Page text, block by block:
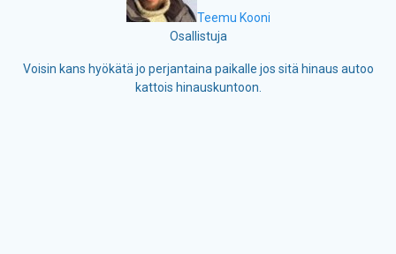
Teemu Kooni
Osallistuja
Voisin kans hyökätä jo perjantaina paikalle jos sitä hinaus autoo
kattois hinauskuntoon.